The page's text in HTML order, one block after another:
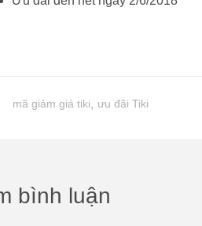
mã giảm giá tiki, ưu đãi Tiki
bình luận